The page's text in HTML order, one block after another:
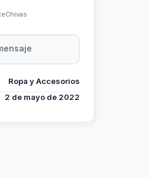
Ropa y Accesorios
2 de mayo de 2022